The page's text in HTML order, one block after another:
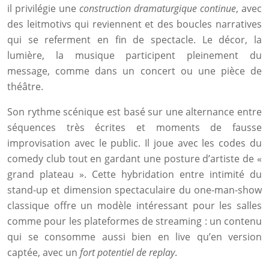
il privilégie une construction dramaturgique continue, avec
des leitmotivs qui reviennent et des boucles narratives
qui se referment en fin de spectacle. Le décor, la
lumière, la musique participent pleinement du
message, comme dans un concert ou une pièce de
théâtre.
Son rythme scénique est basé sur une alternance entre
séquences très écrites et moments de fausse
improvisation avec le public. Il joue avec les codes du
comedy club tout en gardant une posture d’artiste de «
grand plateau ». Cette hybridation entre intimité du
stand-up et dimension spectaculaire du one-man-show
classique offre un modèle intéressant pour les salles
comme pour les plateformes de streaming : un contenu
qui se consomme aussi bien en live qu’en version
captée, avec un fort potentiel de replay.